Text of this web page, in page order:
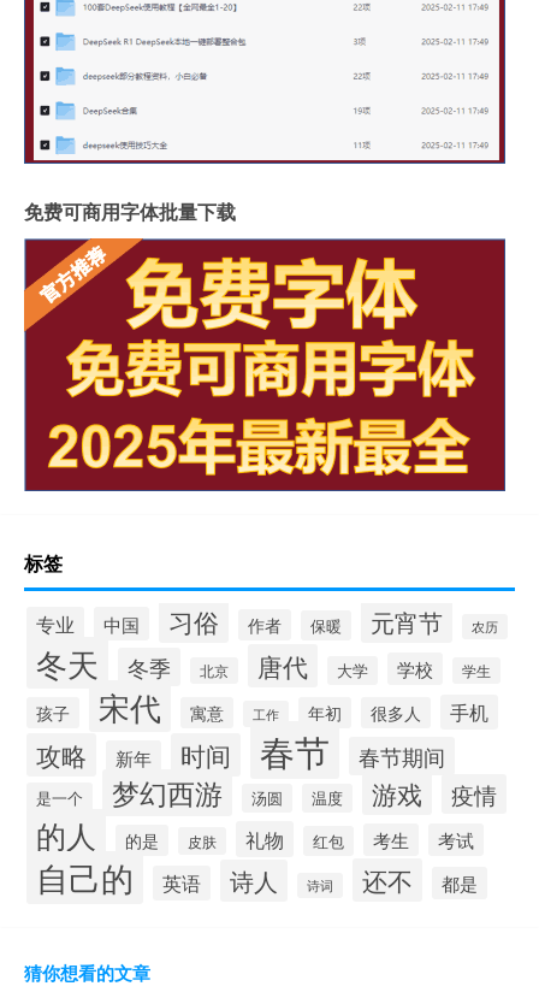
免费可商用字体批量下载
标签
专业 中国 习俗 作者 保暖 元宵节 农历
冬天 冬季 北京 唐代 大学 学校 学生
孩子 宋代 寓意 工作 年初 很多人 手机
攻略 新年 时间 春节 春节期间
是一个 梦幻西游 汤圆 温度 游戏 疫情
的人 的是 皮肤 礼物 红包 考生 考试
自己的 英语 诗人 诗词 还不 都是
猜你想看的文章